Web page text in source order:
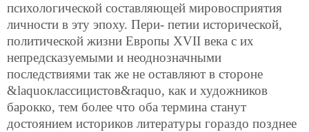
психологической составляющей мировосприятия
личности в эту эпоху. Пери- петии исторической,
политической жизни Европы XVII века с их
непредсказуемыми и неоднозначными
последствиями так же не оставляют в стороне
&laquoклассицистов&raquo, как и художников
барокко, тем более что оба термина станут
достоянием историков литературы гораздо позднее